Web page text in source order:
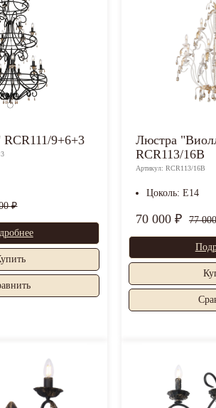
9+6+3
₽
Люстра
RCR113/16B
Артикул: RCR113/16B
Цоколь: E14
70 000 ₽ 77